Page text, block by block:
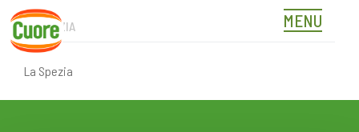
Skip
content
MENU
LA SPEZIA
La Spezia